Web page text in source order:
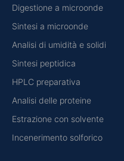
Digestione a microonde
Sintesi a microonde
Analisi di umidità e solidi
Sintesi peptidica
HPLC preparativa
Analisi delle proteine
Estrazione con solvente
Incenerimento solforico